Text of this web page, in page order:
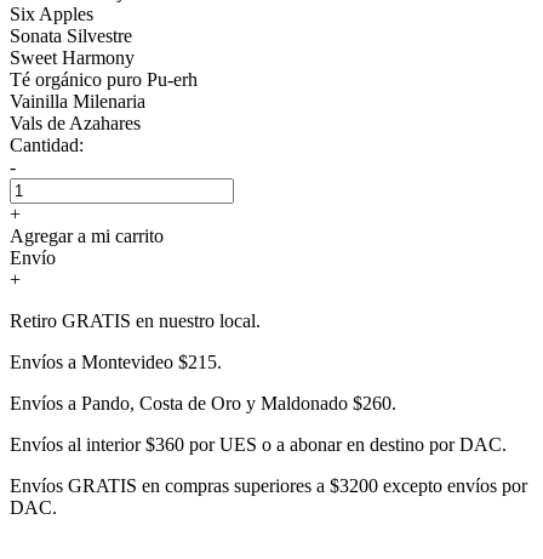
Six Apples
Sonata Silvestre
Sweet Harmony
Té orgánico puro Pu-erh
Vainilla Milenaria
Vals de Azahares
Cantidad:
-
+
Agregar a mi carrito
Envío
+
Retiro GRATIS en nuestro local.
Envíos a Montevideo $215.
Envíos a Pando, Costa de Oro y Maldonado $260.
Envíos al interior $360 por UES o a abonar en destino por DAC.
Envíos GRATIS en compras superiores a $3200 excepto envíos por
DAC.